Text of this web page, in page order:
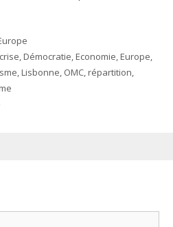
crise,Démocratie,Economie,Europe,
,Lisbonne, OMC,répartition,